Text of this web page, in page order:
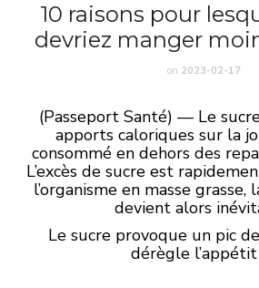
10 raisons pour
devriez manger
on 2023-02-17
(Passeport Santé) — Le
apports caloriques sur la
consommé en dehors des
L’excès de sucre est
l’organisme en masse grasse,
devient alors
Le sucre provoque un pic
dérègle